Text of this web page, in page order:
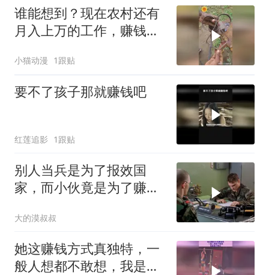
谁能想到？现在农村还有
月入上万的工作，赚钱居
小猫动漫 1跟贴
要不了孩子那就赚钱吧
红莲追影 1跟贴
别人当兵是为了报效国
家，而小伙竟是为了赚
大的漠叔叔
她这赚钱方式真独特，一
般人想都不敢想，我是真